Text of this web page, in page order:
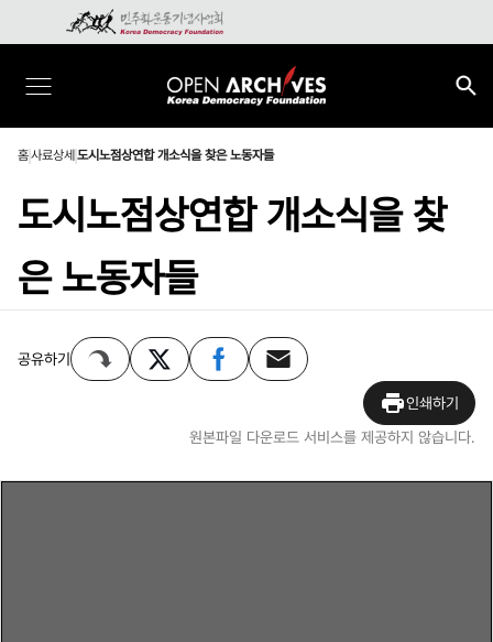
홈사료상세 도시노점상연합 개소식을 찾은 노동자들
도시노점상연합 개소식을 찾
은 노동자들
공유하기
인쇄하기
원본파일 다운로드 서비스를 제공하지 않습니다.